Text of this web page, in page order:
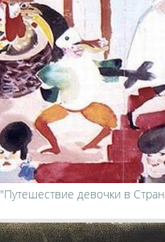
"Путешествие девочки в